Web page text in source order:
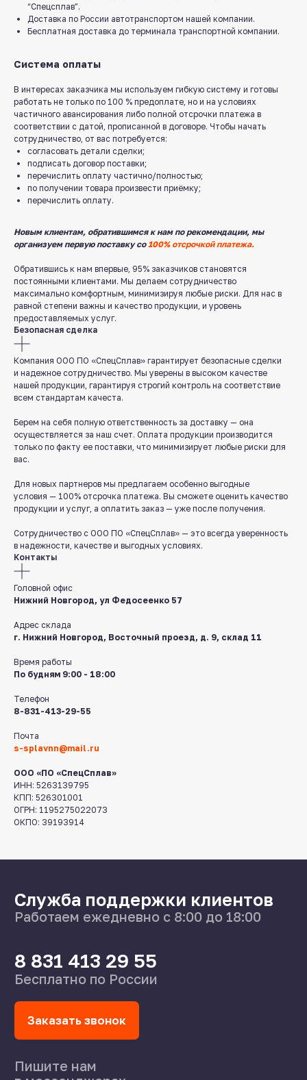
“Спецсплав”.
Доставка по России автотранспортом нашей компании.
Бесплатная доставка до терминала транспортной компании.
Система оплаты
В интересах заказчика мы используем гибкую систему и готовы
работать не только по 100 % предоплате, но и на условиях
частичного авансирования либо полной отсрочки платежа в
соответствии с датой, прописанной в договоре. Чтобы начать
сотрудничество, от вас потребуется:
согласовать детали сделки;
подписать договор поставки;
перечислить оплату частично/полностью;
по получении товара произвести приёмку;
перечислить оплату.
Новым клиентам, обратившимся к нам по рекомендации, мы
организуем первую поставку со100% отсрочкой платежа.
Обратившись к нам впервые, 95% заказчиков становятся
постоянными клиентами. Мы делаем сотрудничество
максимально комфортным, минимизируя любые риски. Для нас в
равной степени важны и качество продукции, и уровень
предоставляемых услуг.
Безопасная сделка
Компания ООО ПО «СпецСплав» гарантирует безопасные сделки
и надежное сотрудничество. Мы уверены в высоком качестве
нашей продукции, гарантируя строгий контроль на соответствие
всем стандартам качеста.
Берем на себя полную ответственность за доставку — она
осуществляется за наш счет. Оплата продукции производится
только по факту ее поставки, что минимизирует любые риски для
вас.
Для новых партнеров мы предлагаем особенно выгодные
условия — 100% отсрочка платежа. Вы сможете оценить качество
продукции и услуг, а оплатить заказ — уже после получения.
Сотрудничество с ООО ПО «СпецСплав» — это всегда уверенность
в надежности, качестве и выгодных условиях.
Контакты
Головной офис
Нижний Новгород, ул Федосеенко 57
Адрес склада
г. Нижний Новгород, Восточный проезд, д. 9, склад 11
Время работы
По будням 9:00 - 18:00
Телефон
8-831-413-29-55
Почта
s-splavnn@mail.ru
ООО «ПО «СпецСплав»
ИНН: 5263139795
КПП: 526301001
ОГРН: 1195275022073
ОКПО: 39193914
Заказать звонок
Служба поддержки клиентов
Работаем ежедневно с 8:00 до 18:00
Пишите нам
8 831 413 29 55
Бесплатно по России
Нижний Новгород,
s-splavnn@mail.ru
8 831 413 29 55
©2024 СпецСплав
Создание сайта
Калькуляторы
Производство
Каталог
Справочник